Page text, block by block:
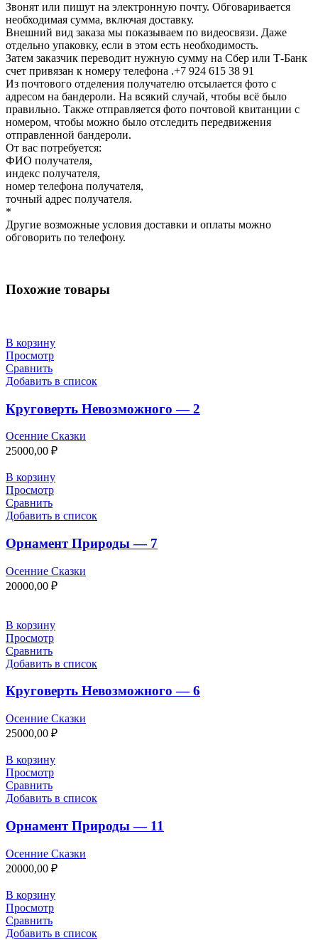
Звонят или пишут на электронную почту. Обговаривается
необходимая сумма, включая доставку.
Внешний вид заказа мы показываем по видеосвязи. Даже
отдельно упаковку, если в этом есть необходимость.
Затем заказчик переводит нужную сумму на Сбер или Т-Банк
счет привязан к номеру телефона .+7 924 615 38 91
Из почтового отделения получателю отсылается фото с
адресом на бандероли. На всякий случай, чтобы всё было
правильно. Также отправляется фото почтовой квитанции с
номером, чтобы можно было отследить передвижения
отправленной бандероли.
От вас потребуется:
ФИО получателя,
индекс получателя,
номер телефона получателя,
точный адрес получателя.
*
Другие возможные условия доставки и оплаты можно
обговорить по телефону.
Похожие товары
В корзину
Просмотр
Сравнить
Добавить в список
Круговерть Невозможного — 2
Осенние Сказки
25000,00 ₽
В корзину
Просмотр
Сравнить
Добавить в список
Орнамент Природы — 7
Осенние Сказки
20000,00 ₽
В корзину
Просмотр
Сравнить
Добавить в список
Круговерть Невозможного — 6
Осенние Сказки
25000,00 ₽
В корзину
Просмотр
Сравнить
Добавить в список
Орнамент Природы — 11
Осенние Сказки
20000,00 ₽
В корзину
Просмотр
Сравнить
Добавить в список